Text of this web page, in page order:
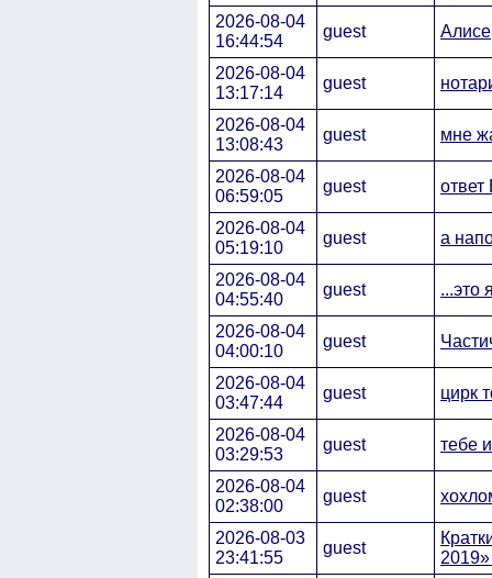
2026-08-04
16:44:54
guest Алисе
2026-08-04
13:17:14
guest
2026-08-04
13:08:43
guest мне
2026-08-04
06:59:05
guest
2026-08-04
05:19:10
guest а
2026-08-04
04:55:40
guest ...это
2026-08-04
04:00:10
guest
2026-08-04
03:47:44
guest цирк
2026-08-04
03:29:53
guest тебе
2026-08-04
02:38:00
guest
2026-08-03
23:41:55
guest
2019»